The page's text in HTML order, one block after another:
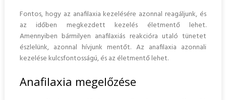
Fontos, hogy az anafilaxia kezelésére azonnal reagáljunk, és
az időben megkezdett kezelés életmentő lehet.
Amennyiben bármilyen anafilaxiás reakcióra utaló tünetet
észlelünk, azonnal hívjunk mentőt. Az anafilaxia azonnali
kezelése kulcsfontosságú, és az életmentő lehet.
Anafilaxia megelőzése